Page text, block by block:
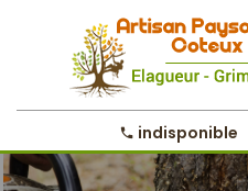
indisponible